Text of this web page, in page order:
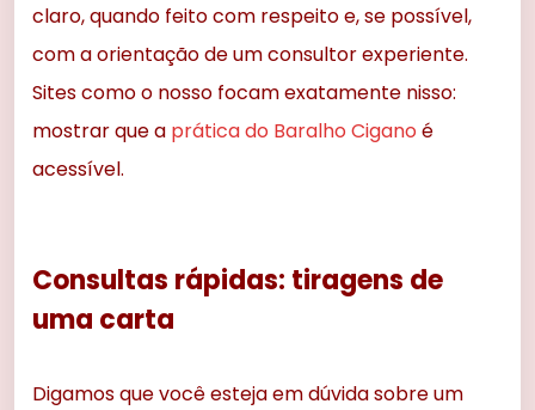
claro, quando feito com respeito e, se possível,
com a orientação de um consultor experiente.
Sites como o nosso focam exatamente nisso:
mostrar que a prática do Baralho Cigano é
acessível.
Consultas rápidas: tiragens de
uma carta
Digamos que você esteja em dúvida sobre um